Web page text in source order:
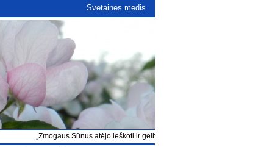
Svetainės medis
„Žmogaus Sūnus atėjo ieškoti ir gelbėti, kas buvo pražuvę“ Lk 19, 10